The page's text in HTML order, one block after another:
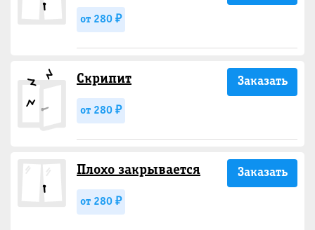
от 280 ₽
Скрипит
от 280 ₽
Заказать
Плохо закрывается
от 280 ₽
Заказать